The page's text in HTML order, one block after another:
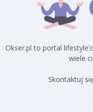
Okser.pl to portal
wiele
Skontaktuj